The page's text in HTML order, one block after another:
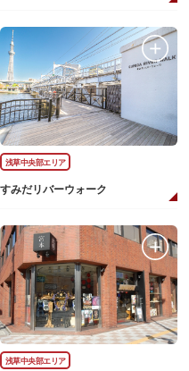
浅草中央部エリア
すみだリバーウォーク
浅草中央部エリア